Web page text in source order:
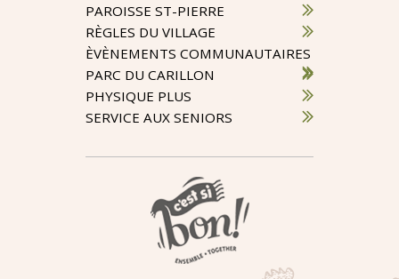
PAROISSE ST-PIERRE
RÈGLES DU VILLAGE
ÈVÈNEMENTS COMMUNAUTAIRES
PARC DU CARILLON
PHYSIQUE PLUS
SERVICE AUX SENIORS